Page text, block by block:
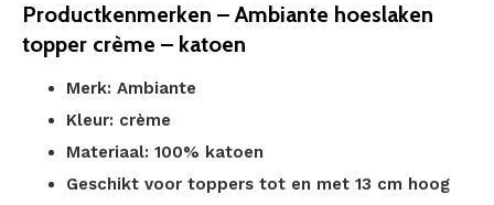
Productkenmerken – Ambiante hoeslaken
topper crème – katoen
Merk: Ambiante
Kleur: crème
Materiaal: 100% katoen
Geschikt voor toppers tot en met 13 cm hoog